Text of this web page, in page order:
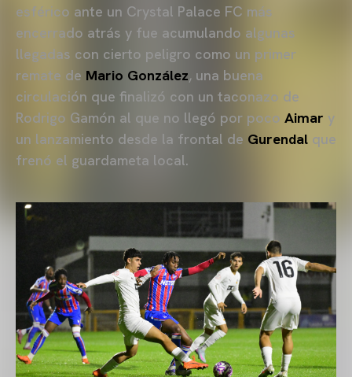
esférico ante un Crystal Palace FC más
encerrado atrás y fue acumulando algunas
llegadas con cierto peligro como un primer
remate de Mario González, una buena
circulación que finalizó con un taconazo de
Rodrigo Gamón al que no llegó por poco Aimar y
un lanzamiento desde la frontal de Gurendal que
frenó el guardameta local.